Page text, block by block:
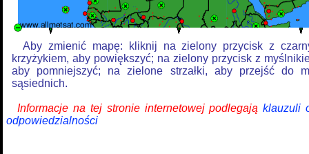
Aby zmienić mapę: kliknij na zielony przycisk z
krzyżykiem, aby powiększyć; na zielony przycisk z
aby pomniejszyć; na zielone strzałki, aby przejść do
sąsiednich.
Informacje na tej stronie internetowej podlegająklauzuli
odpowiedzialności